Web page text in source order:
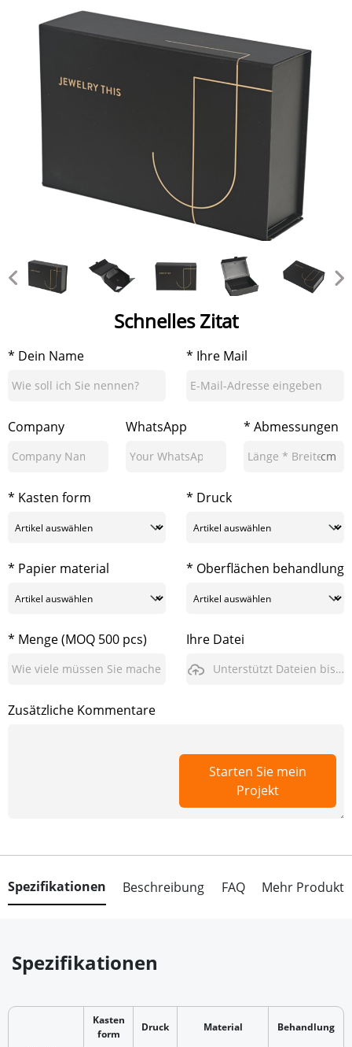
Schnelles Zitat
* Dein Name * Ihre Mail
Company WhatsApp * Abmessungen
cm
* Kasten form * Druck
* Papier material * Oberflächen behandlung
* Menge (MOQ 500 pcs) Ihre Datei
Unterstützt Dateien bis zu 3GB
Zusätzliche Kommentare
Starten Sie mein
Projekt
Spezifikationen Beschreibung FAQ Mehr Produkt
Spezifikationen
Kasten
form
Druck Material Behandlung